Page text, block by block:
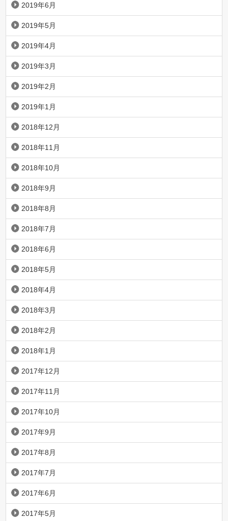
2019年6月
2019年5月
2019年4月
2019年3月
2019年2月
2019年1月
2018年12月
2018年11月
2018年10月
2018年9月
2018年8月
2018年7月
2018年6月
2018年5月
2018年4月
2018年3月
2018年2月
2018年1月
2017年12月
2017年11月
2017年10月
2017年9月
2017年8月
2017年7月
2017年6月
2017年5月